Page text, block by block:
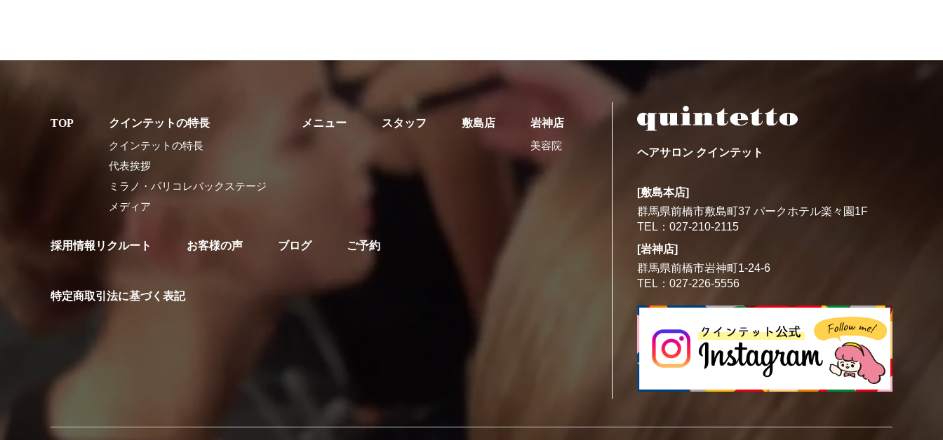
クインテットの特長
クインテットの特長
代表挨拶
ミラノ・パリコレバックステージ
メディア
メニュー スタッフ 敷島店
岩神店
美容院
採用情報リクルート お客様の声 ブログ ご予約
特定商取引法に基づく表記
ヘアサロン クインテット
[敷島本店]
群馬県前橋市敷島町37 パークホテル楽々園1F
TEL：027-210-2115
[岩神店]
群馬県前橋市岩神町1-24-6
TEL：027-226-5556